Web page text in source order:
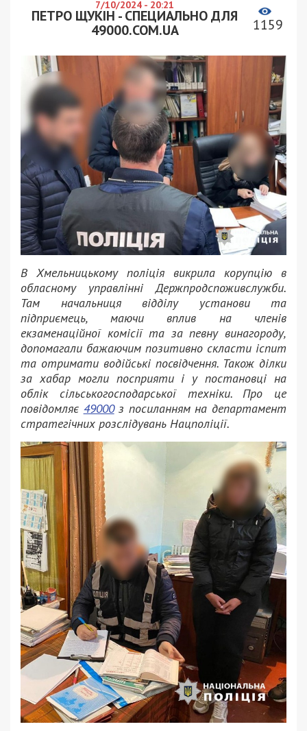
7/10/2024 - 20:21
ПЕТРО ЩУКІН - СПЕЦИАЛЬНО ДЛЯ
49000.COM.UA
1159
В Хмельницькому поліція викрила корупцію в
обласному управлінні Держпродспоживслужби.
Там начальниця відділу установи та
підприємець, маючи вплив на членів
екзаменаційної комісії та за певну винагороду,
допомагали бажаючим позитивно скласти іспит
та отримати водійські посвідчення. Також ділки
за хабар могли посприяти і у постановці на
облік сільськогосподарської техніки. Про це
повідомляє 49000з посиланням на департамент
стратегічних розслідувань Нацполіції.